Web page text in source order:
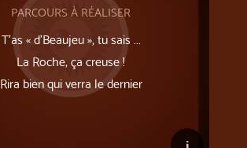
PARCOURS À RÉALISER
T’as « d’Beaujeu », tu sais ...
La Roche, ça creuse !
Rira bien qui verra le dernier